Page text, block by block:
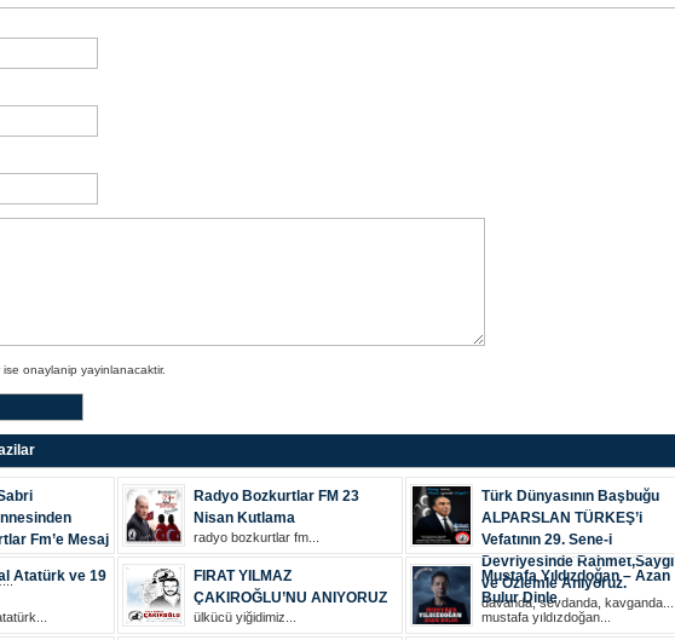
onaylanip yayinlanacaktir.
Fm’e Mesaj
Radyo Bozkurtlar FM 23
Nisan Kutlama
radyo bozkurtlar fm...
Türk Dünyasının Başbuğu
ALPARSLAN TÜRKEŞ’i
Vefatının 29. Sene-i
Devriyesinde Rahmet,Saygı
ve Özlemle Anıyoruz.
davanda, sevdanda, kavganda...
Atatürk ve 19
FIRAT YILMAZ
ÇAKIROĞLU’NU ANIYORUZ
ülkücü yiğidimiz...
Mustafa Yıldızdoğan – Azan
Bulur Dinle
mustafa yıldızdoğan...